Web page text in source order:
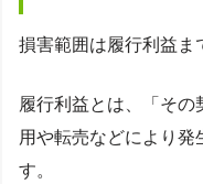
損害範囲は履行利益ま
履行利益とは、「その
用や転売などにより
す。